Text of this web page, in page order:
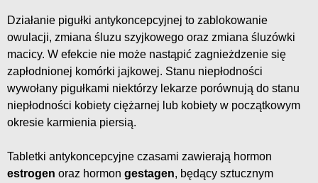
Działanie pigułki antykoncepcyjnej to zablokowanie
owulacji, zmiana śluzu szyjkowego oraz zmiana śluzówki
macicy. W efekcie nie może nastąpić zagnieżdzenie się
zapłodnionej komórki jajkowej. Stanu niepłodności
wywołany pigułkami niektórzy lekarze porównują do stanu
niepłodności kobiety ciężarnej lub kobiety w początkowym
okresie karmienia piersią.
Tabletki antykoncepcyjne czasami zawierają hormon
estrogen oraz hormon gestagen, będący sztucznym